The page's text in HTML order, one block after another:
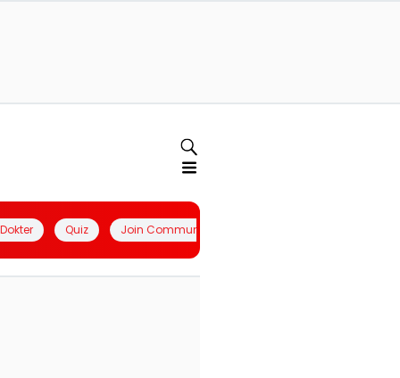
Quiz Join Community